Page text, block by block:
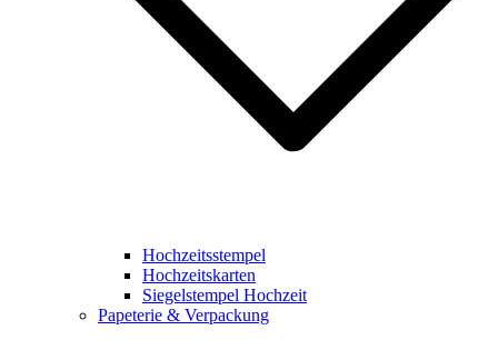
Hochzeitsstempel
Hochzeitskarten
Siegelstempel Hochzeit
Papeterie & Verpackung